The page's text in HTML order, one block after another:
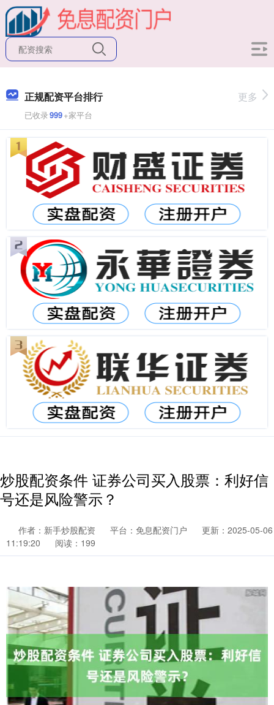
正规配资平台排行
已收录999+家平台
更多
炒股配资条件 证券公司买入股票：利好信
号还是风险警示？
作者：新手炒股配资 平台：免息配资门户
更新：2025-05-06
11:19:20
阅读：199